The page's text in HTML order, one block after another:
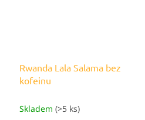
Rwanda Lala Salama bez
kofeinu
Skladem (>5 ks)